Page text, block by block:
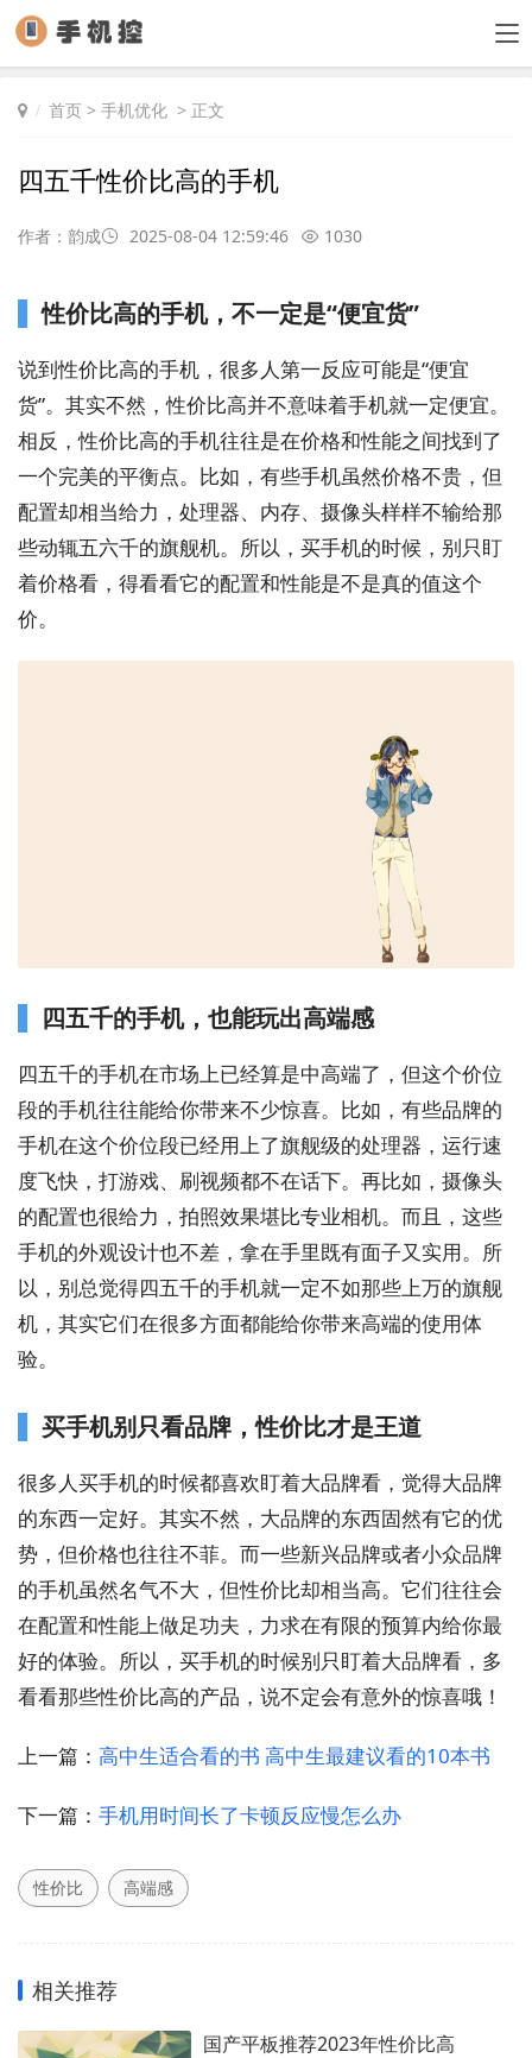
首页 > 手机优化 > 正文
四五千性价比高的手机
作者：韵成 2025-08-04 12:59:46 1030
性价比高的手机，不一定是“便宜货”
说到性价比高的手机，很多人第一反应可能是“便宜
货”。其实不然，性价比高并不意味着手机就一定便宜。
相反，性价比高的手机往往是在价格和性能之间找到了
一个完美的平衡点。比如，有些手机虽然价格不贵，但
配置却相当给力，处理器、内存、摄像头样样不输给那
些动辄五六千的旗舰机。所以，买手机的时候，别只盯
着价格看，得看看它的配置和性能是不是真的值这个
价。
四五千的手机，也能玩出高端感
四五千的手机在市场上已经算是中高端了，但这个价位
段的手机往往能给你带来不少惊喜。比如，有些品牌的
手机在这个价位段已经用上了旗舰级的处理器，运行速
度飞快，打游戏、刷视频都不在话下。再比如，摄像头
的配置也很给力，拍照效果堪比专业相机。而且，这些
手机的外观设计也不差，拿在手里既有面子又实用。所
以，别总觉得四五千的手机就一定不如那些上万的旗舰
机，其实它们在很多方面都能给你带来高端的使用体
验。
买手机别只看品牌，性价比才是王道
很多人买手机的时候都喜欢盯着大品牌看，觉得大品牌
的东西一定好。其实不然，大品牌的东西固然有它的优
势，但价格也往往不菲。而一些新兴品牌或者小众品牌
的手机虽然名气不大，但性价比却相当高。它们往往会
在配置和性能上做足功夫，力求在有限的预算内给你最
好的体验。所以，买手机的时候别只盯着大品牌看，多
看看那些性价比高的产品，说不定会有意外的惊喜哦！
上一篇： 高中生适合看的书 高中生最建议看的10本书
下一篇： 手机用时间长了卡顿反应慢怎么办
性价比 高端感
相关推荐
国产平板推荐2023年性价比高